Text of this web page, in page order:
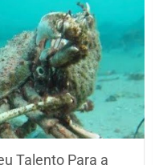
Talento Para a